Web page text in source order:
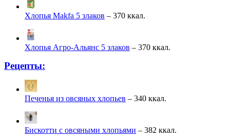
Хлопья Makfa 5 злаков – 370 ккал.
Хлопья Агро-Альянс 5 злаков – 370 ккал.
Рецепты:
Печенья из овсяных хлопьев – 340 ккал.
Бискотти с овсяными хлопьями – 382 ккал.